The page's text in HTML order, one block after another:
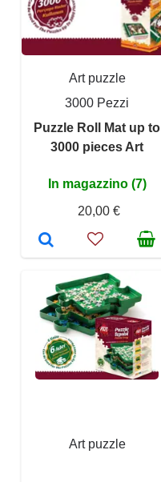
Art puzzle
3000 Pezzi
Puzzle Roll Mat up to
3000 pieces Art
In magazzino (7)
20,00 €
Art puzzle